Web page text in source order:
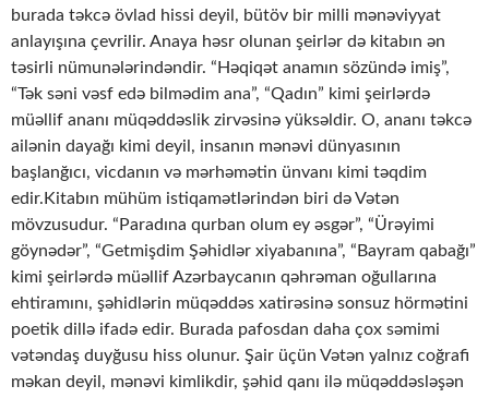
burada təkcə övlad hissi deyil, bütöv bir milli mənəviyyat
anlayışına çevrilir. Anaya həsr olunan şeirlər də kitabın ən
təsirli nümunələrindəndir. “Həqiqət anamın sözündə imiş”,
“Tək səni vəsf edə bilmədim ana”, “Qadın” kimi şeirlərdə
müəllif ananı müqəddəslik zirvəsinə yüksəldir. O, ananı təkcə
ailənin dayağı kimi deyil, insanın mənəvi dünyasının
başlanğıcı, vicdanın və mərhəmətin ünvanı kimi təqdim
edir.Kitabın mühüm istiqamətlərindən biri də Vətən
mövzusudur. “Paradına qurban olum ey əsgər”, “Ürəyimi
göynədər”, “Getmişdim Şəhidlər xiyabanına”, “Bayram qabağı”
kimi şeirlərdə müəllif Azərbaycanın qəhrəman oğullarına
ehtiramını, şəhidlərin müqəddəs xatirəsinə sonsuz hörmətini
poetik dillə ifadə edir. Burada pafosdan daha çox səmimi
vətəndaş duyğusu hiss olunur. Şair üçün Vətən yalnız coğrafi
məkan deyil, mənəvi kimlikdir, şəhid qanı ilə müqəddəsləşən